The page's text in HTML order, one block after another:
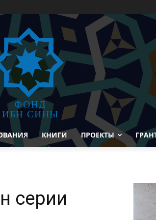
ФОНД
ИБН СИНЫ
КНИГИ ПРОЕКТЫ
серии